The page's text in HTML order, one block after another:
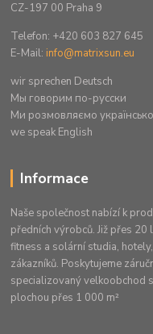
CZ-197 00 Praha 9
Telefon: +420 603 827 645
E-Mail: info@matrixsun.eu
wir sprechen Deutsch
Mы говорим по-русски
Ми розмовляємо
we speak English
Informace
Naše společnost nabízí k
předních výrobců. Již přes
fitness a solární studia,
zákazníků. Poskytujeme
specializovaný velkoobchod
plochou přes 1 000 m²